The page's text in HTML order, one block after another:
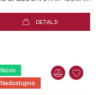
DETALJI
Novo
Nedostupno